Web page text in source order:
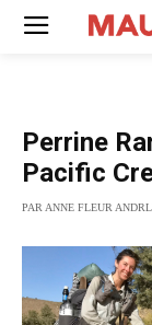
Perrine
Pacific
PAR ANNE FLEUR